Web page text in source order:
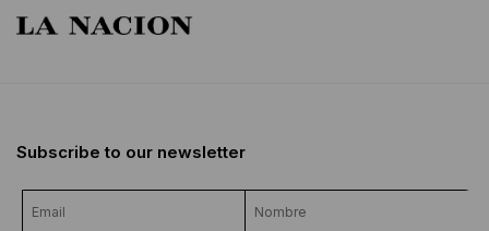
Subscribe to our newsletter